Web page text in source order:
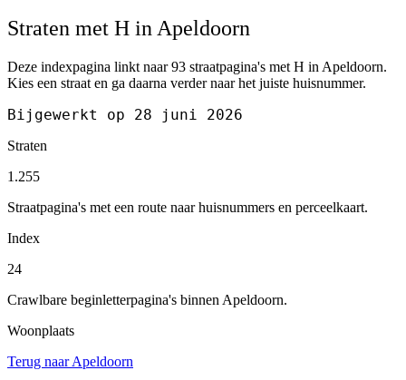
Straten met H in Apeldoorn
Deze indexpagina linkt naar 93 straatpagina's met H in Apeldoorn.
Kies een straat en ga daarna verder naar het juiste huisnummer.
Bijgewerkt op 28 juni 2026
Straten
1.255
Straatpagina's met een route naar huisnummers en perceelkaart.
Index
24
Crawlbare beginletterpagina's binnen Apeldoorn.
Woonplaats
Terug naar Apeldoorn